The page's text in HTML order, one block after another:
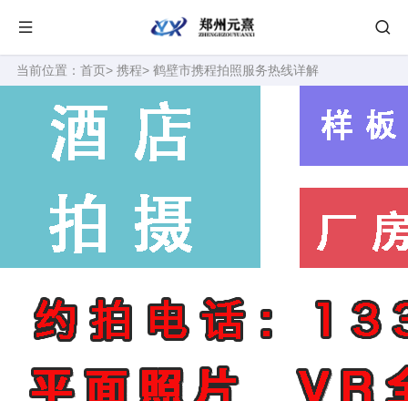
当前位置： 首页> 携程> 鹤壁市携程拍照服务热线详解